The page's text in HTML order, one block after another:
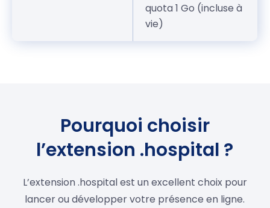
quota 1 Go (incluse à
vie)
Pourquoi choisir
l’extension .hospital ?
L’extension .hospital est un excellent choix pour
lancer ou développer votre présence en ligne.